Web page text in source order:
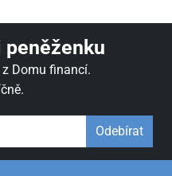
Domu financí.
Odebírat